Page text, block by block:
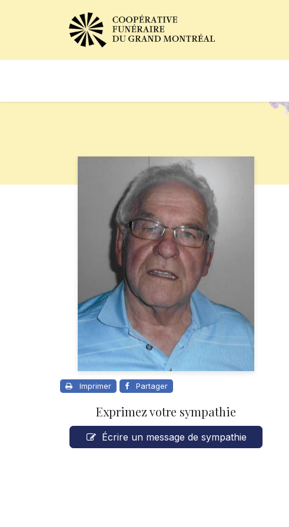
Imprimer Partager
Exprimez votre sympathie
Écrire un message de sympathie